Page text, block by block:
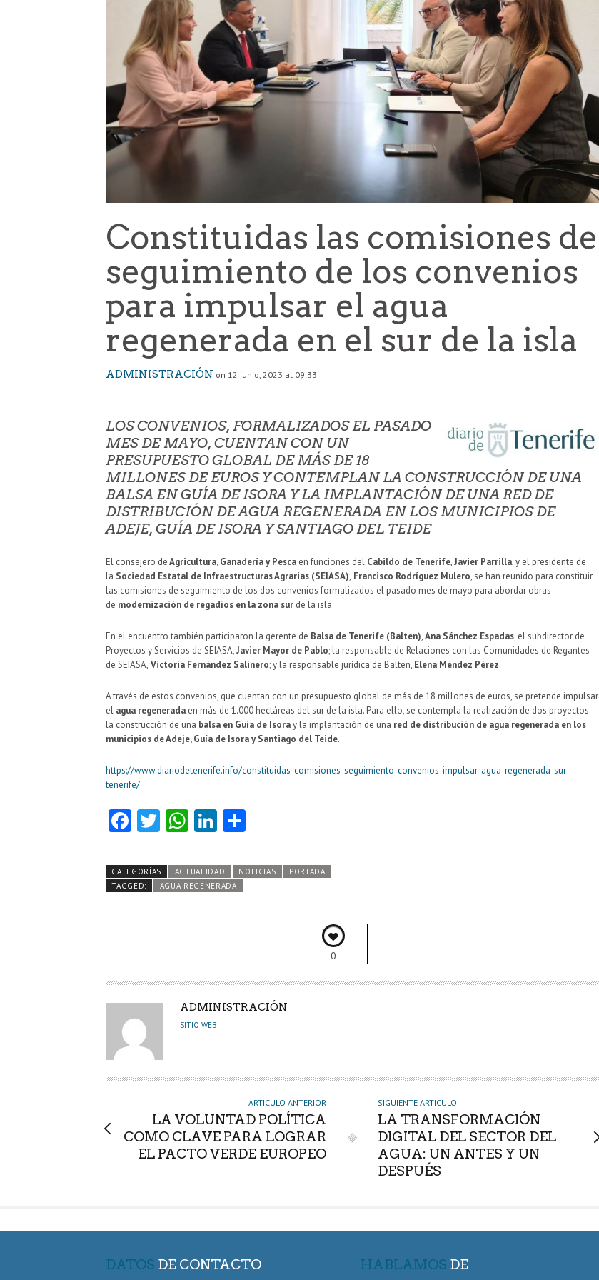
Constituidas las comisiones de
seguimiento de los convenios
para impulsar el agua
regenerada en el sur de la isla
ADMINISTRACIÓN on 12 junio, 2023 at 09:33
LOS CONVENIOS, FORMALIZADOS EL PASADO
MES DE MAYO, CUENTAN CON UN
PRESUPUESTO GLOBAL DE MÁS DE 18
MILLONES DE EUROS Y CONTEMPLAN LA CONSTRUCCIÓN DE UNA
BALSA EN GUÍA DE ISORA Y LA IMPLANTACIÓN DE UNA RED DE
DISTRIBUCIÓN DE AGUA REGENERADA EN LOS MUNICIPIOS DE
ADEJE, GUÍA DE ISORA Y SANTIAGO DEL TEIDE
El consejero deAgricultura, Ganadería y Pesca en funciones del Cabildo de Tenerife,Javier Parrilla, y el presidente de
la Sociedad Estatal de Infraestructuras Agrarias (SEIASA), Francisco Rodríguez Mulero, se han reunido para constituir
las comisiones de seguimiento de los dos convenios formalizados el pasado mes de mayo para abordar obras
de modernización de regadíos en la zona sur de la isla.
En el encuentro también participaron la gerente de Balsa de Tenerife (Balten),Ana Sánchez Espadas; el subdirector de
Proyectos y Servicios de SEIASA,Javier Mayor de Pablo; la responsable de Relaciones con las Comunidades de Regantes
de SEIASA, Victoria Fernández Salinero; y la responsable jurídica de Balten, Elena Méndez Pérez.
A través de estos convenios, que cuentan con un presupuesto global de más de 18 millones de euros, se pretende impulsar
el agua regenerada en más de 1.000 hectáreas del sur de la isla. Para ello, se contempla la realización de dos proyectos:
la construcción de una balsa en Guía de Isoray la implantación de una red de distribución de agua regenerada en los
municipios de Adeje, Guía de Isora y Santiago del Teide.
https://www.diariodetenerife.info/constituidas-comisiones-seguimiento-convenios-impulsar-agua-regenerada-sur-
tenerife/
Fa
b
o
T
itt
er
W
ts
A
Li
e
dI
m
CATEGORÍAS ACTUALIDAD NOTICIAS
PORTADA
TAGGED:
AGUA REGENERADA
0
A
U
R
ADMINISTRACIÓN
SITIO WEB
ARTÍCULO ANTERIOR
LA VOLUNTAD POLÍTICA
COMO CLAVE PARA LOGRAR
EL PACTO VERDE EUROPEO
SIGUIENTE ARTÍCULO
LA TRANSFORMACIÓN
DIGITAL DEL SECTOR DEL
AGUA: UN ANTES Y UN
DESPUÉS
DATOS DE CONTACTO HABLAMOS DE